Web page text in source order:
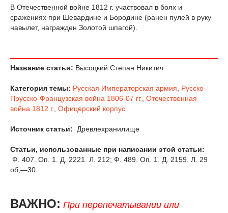
В Отечественной войне 1812 г. участвовал в боях и
сражениях при Шевардине и Бородине (ранен пулей в руку
навылет, награжден Золотой шпагой).
Название статьи: Высоцкий Степан Никитич
Категория темы: Русская Императорская армия
Русско-
Прусско-Французская война 1806-07 гг.
Отечественная
война 1812 г.
Офицерский корпус
Источник статьи: Древлехранилище
Статьи, использованные при написании этой статьи:
Ф. 407. Оп. 1. Д. 2221. Л. 212; Ф. 489. Оп. 1. Д. 2159. Л. 29
об,—30.
ВАЖНО: При перепечатывании или